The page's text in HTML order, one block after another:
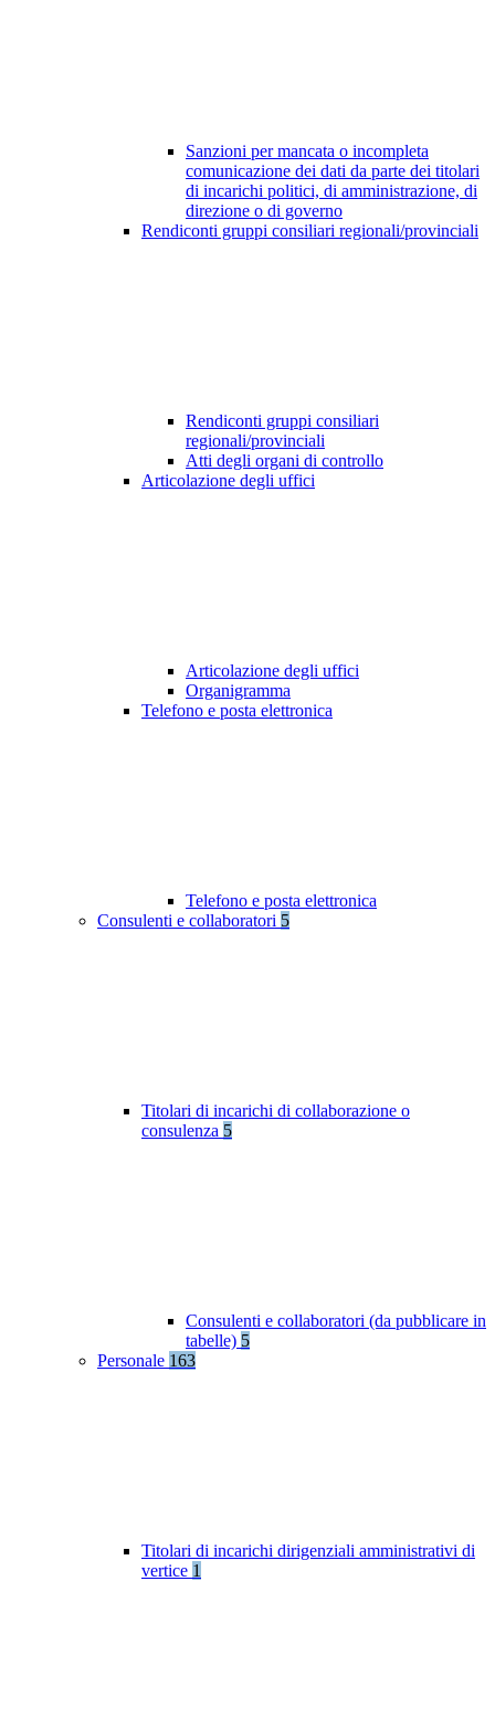
Sanzioni per mancata o incompleta
comunicazione dei dati da parte dei titolari
di incarichi politici, di amministrazione, di
direzione o di governo
Rendiconti gruppi consiliari regionali/provinciali
Rendiconti gruppi consiliari
regionali/provinciali
Atti degli organi di controllo
Articolazione degli uffici
Articolazione degli uffici
Organigramma
Telefono e posta elettronica
Telefono e posta elettronica
Consulenti e collaboratori 5
Titolari di incarichi di collaborazione o
consulenza 5
Consulenti e collaboratori (da pubblicare in
tabelle) 5
Personale 163
Titolari di incarichi dirigenziali amministrativi di
vertice 1